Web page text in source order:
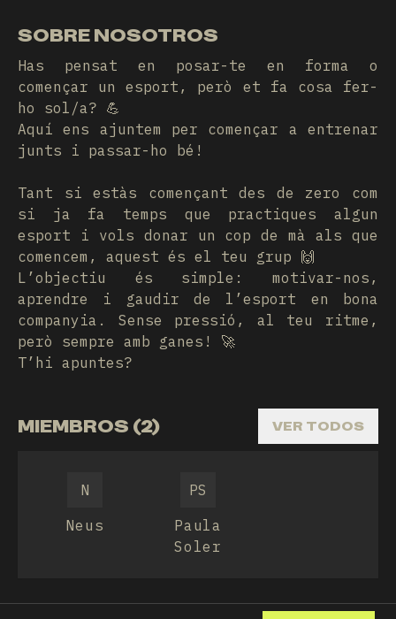
SOBRE NOSOTROS
Has pensat en posar-te en forma o
començar un esport, però et fa cosa fer-
ho sol/a? 💪
Aquí ens ajuntem per començar a entrenar
junts i passar-ho bé!
Tant si estàs començant des de zero com
si ja fa temps que practiques algun
esport i vols donar un cop de mà als que
comencem, aquest és el teu grup 🙌
L’objectiu és simple: motivar-nos,
aprendre i gaudir de l’esport en bona
companyia. Sense pressió, al teu ritme,
però sempre amb ganes! 🚀
T’hi apuntes?
MIEMBROS (2) VER TODOS
N
Neus
PS
Paula
Soler